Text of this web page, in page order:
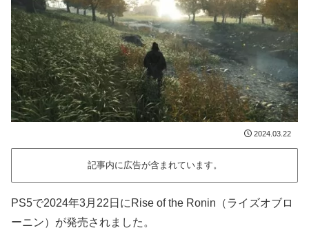
2024.03.22
記事内に広告が含まれています。
PS5で2024年3月22日にRise of the Ronin（ライズオブロ
ーニン）が発売されました。